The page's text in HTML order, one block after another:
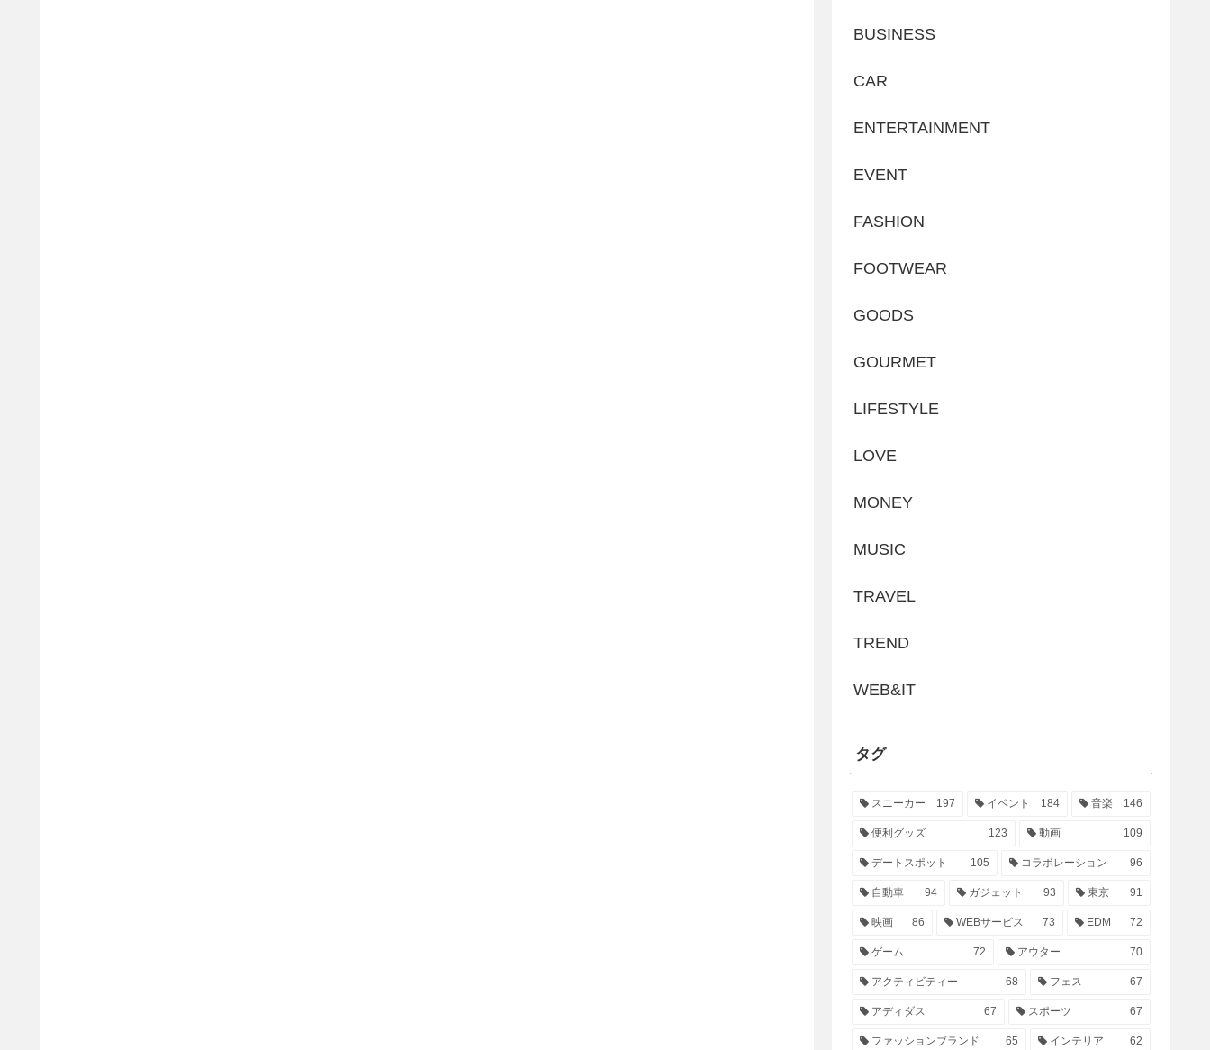
BUSINESS
CAR
ENTERTAINMENT
EVENT
FASHION
FOOTWEAR
GOODS
GOURMET
LIFESTYLE
LOVE
MONEY
MUSIC
TRAVEL
TREND
WEB&IT
タグ
スニーカー 197 イベント 184 音楽 146
便利グッズ 123 動画 109
デートスポット 105 コラボレーション 96
自動車 94 ガジェット 93 東京 91
映画 86 WEBサービス 73 EDM 72
ゲーム 72 アウター 70
アクティビティー 68 フェス 67
アディダス 67 スポーツ 67
ファッションブランド 65 インテリア 62